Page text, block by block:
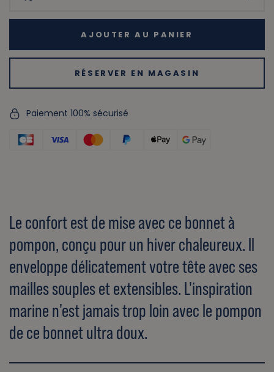
AJOUTER AU PANIER
RÉSERVER EN MAGASIN
Paiement 100% sécurisé
Le confort est de mise avec ce bonnet à
pompon, conçu pour un hiver chaleureux. Il
enveloppe délicatement votre tête avec ses
mailles souples et extensibles. L'inspiration
marine n'est jamais trop loin avec le pompon
de ce bonnet ultra doux.